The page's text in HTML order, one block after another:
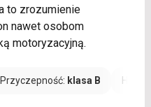
to zrozumienie
nawet osobom
motoryzacyjną.
Przyczepność: klasa B Hałas: